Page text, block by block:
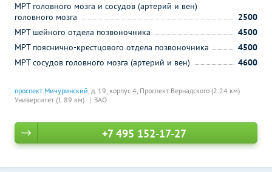
проспект Мичуринский, д. 19, корпус 4, Проспект Вернадского (2.24 км)
Университет (1.89 км)
ЗАО
МРТ головного мозга и сосудов (артерий и вен)
головного мозга
2500
МРТ шейного отдела позвоночника
4500
МРТ пояснично-крестцового отдела позвоночника
4500
МРТ сосудов головного мозга (артерий и вен)
4600
+7 495 152-17-27